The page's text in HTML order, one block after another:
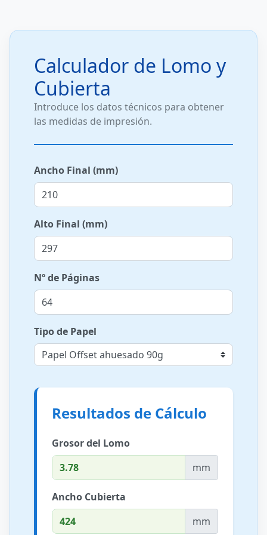
Calculador de Lomo y
Cubierta
Introduce los datos técnicos para obtener
las medidas de impresión.
Ancho Final (mm)
Alto Final (mm)
Nº de Páginas
Tipo de Papel
Resultados de Cálculo
Grosor del Lomo
mm
Ancho Cubierta
mm